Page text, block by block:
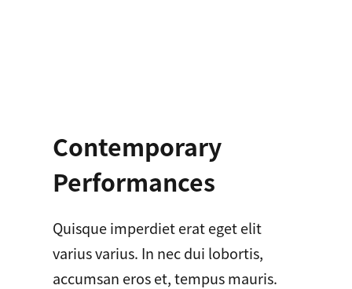
Contemporary
Performances
Quisque imperdiet erat eget elit
varius varius. In nec dui lobortis,
accumsan eros et, tempus mauris.